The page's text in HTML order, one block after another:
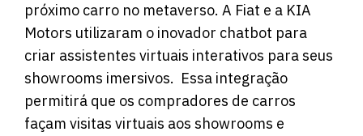
próximo carro no metaverso. A Fiat e a KIA
Motors utilizaram o inovador chatbot para
criar assistentes virtuais interativos para seus
showrooms imersivos. Essa integração
permitirá que os compradores de carros
façam visitas virtuais aos showrooms e